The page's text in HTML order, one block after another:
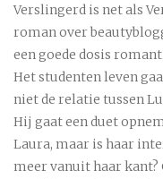
Verslingerd is net als
roman over
een goede dosis
Het studenten leven
niet de relatie tussen
Hij gaat een duet
Laura, maar is haar
meer vanuit haar